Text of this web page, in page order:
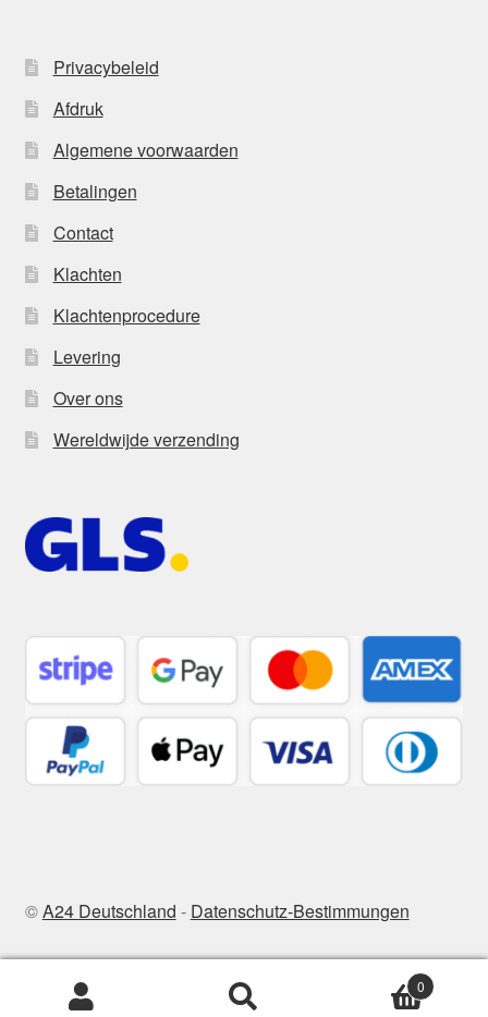
Privacybeleid
Afdruk
Algemene voorwaarden
Betalingen
Contact
Klachten
Klachtenprocedure
Levering
Over ons
Wereldwijde verzending
©A24 Deutschland - Datenschutz-Bestimmungen
Zoeken
0